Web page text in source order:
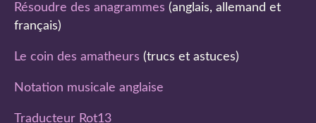
Résoudre des anagrammes (anglais, allemand et
français)
Le coin des amatheurs (trucs et astuces)
Notation musicale anglaise
Traducteur Rot13